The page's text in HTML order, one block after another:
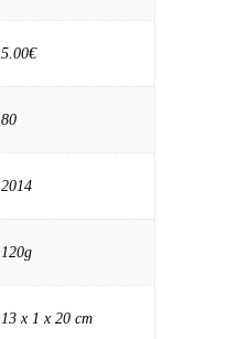
5.00€
80
2014
120g
13 x 1 x 20 cm